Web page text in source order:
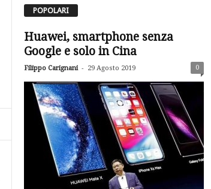
POPOLARI
Huawei, smartphone senza
Google e solo in Cina
Filippo Carignani - 29 Agosto 2019 0